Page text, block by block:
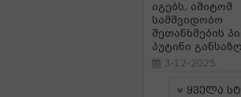
იგებს, ამიტომ
სამშვიდობო
შეთანხმების
პუტინი
3-12-2025
ყველა